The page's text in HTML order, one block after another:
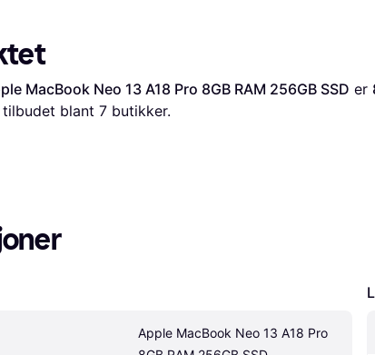
MacBook Neo 13 A18 Pro 8GB RAM 256GB SSD er
blant 7 butikker.
Apple MacBook Neo 13 A18 Pro